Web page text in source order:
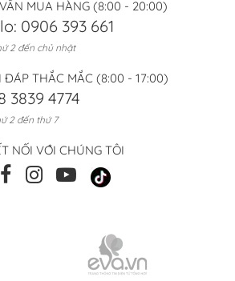
MUA HÀNG (8:00 - 20:00)
0906 393 661
2 đến chủ nhật
ĐÁP THẮC MẮC (8:00 - 17:00)
3839 4774
2 đến thứ 7
NỐI VỚI CHÚNG TÔI